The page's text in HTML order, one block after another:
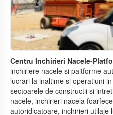
Centru Inchirieri Nacele-
inchiriere nacele si paltforme
lucrari la inaltime si operatiuni
sectoarele de constructii si
nacele, inchirieri nacela
autoridicatoare, inchirieri utilaje